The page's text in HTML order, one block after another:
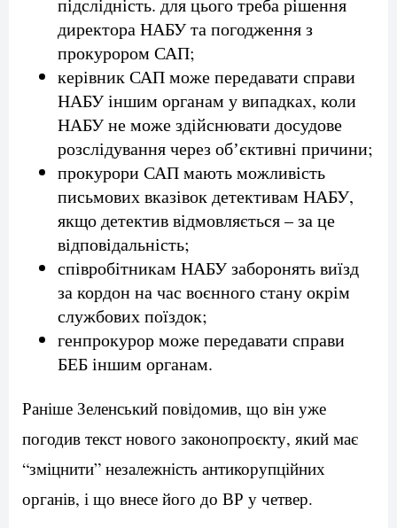
підслідність. для цього треба рішення
директора НАБУ та погодження з
прокурором САП;
керівник САП може передавати справи
НАБУ іншим органам у випадках, коли
НАБУ не може здійснювати досудове
розслідування через обʼєктивні причини;
прокурори САП мають можливість
письмових вказівок детективам НАБУ,
якщо детектив відмовляється – за це
відповідальність;
співробітникам НАБУ заборонять виїзд
за кордон на час воєнного стану окрім
службових поїздок;
генпрокурор може передавати справи
БЕБ іншим органам.
Раніше Зеленський повідомив, що він уже
погодив текст нового законопроєкту, який має
“зміцнити” незалежність антикорупційних
органів, і що внесе його до ВР у четвер.